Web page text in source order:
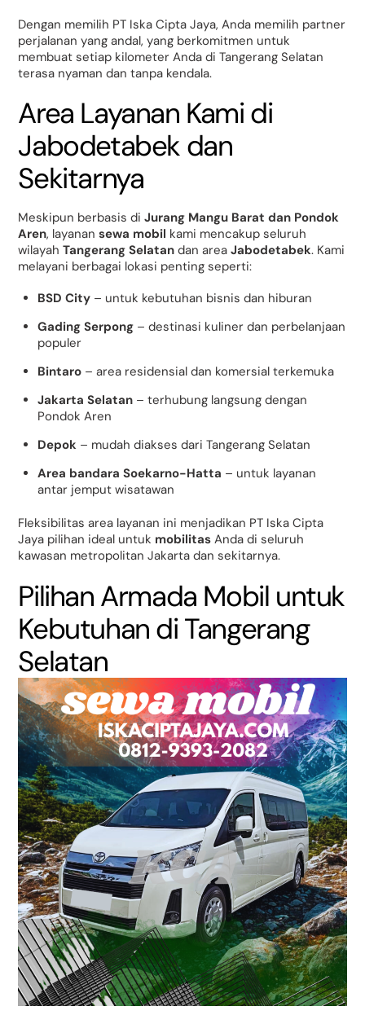
Dengan memilih PT Iska Cipta Jaya, Anda memilih partner
perjalanan yang andal, yang berkomitmen untuk
membuat setiap kilometer Anda di Tangerang Selatan
terasa nyaman dan tanpa kendala.
Area Layanan Kami di
Jabodetabek dan
Sekitarnya
Meskipun berbasis diJurang Mangu Barat dan Pondok
Aren, layanansewa mobil kami mencakup seluruh
wilayahTangerang Selatan dan areaJabodetabek. Kami
melayani berbagai lokasi penting seperti:
BSD City – untuk kebutuhan bisnis dan hiburan
Gading Serpong – destinasi kuliner dan perbelanjaan
populer
Bintaro – area residensial dan komersial terkemuka
Jakarta Selatan – terhubung langsung dengan
Pondok Aren
Depok – mudah diakses dari Tangerang Selatan
Area bandara Soekarno-Hatta – untuk layanan
antar jemput wisatawan
Fleksibilitas area layanan ini menjadikan PT Iska Cipta
Jaya pilihan ideal untuk mobilitas Anda di seluruh
kawasan metropolitan Jakarta dan sekitarnya.
Pilihan Armada Mobil untuk
Kebutuhan di Tangerang
Selatan